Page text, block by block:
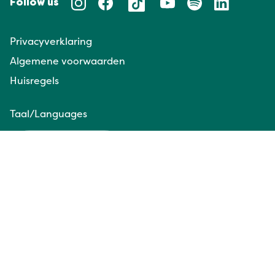
Follow us
Privacyverklaring
Algemene voorwaarden
Huisregels
Taal/Languages